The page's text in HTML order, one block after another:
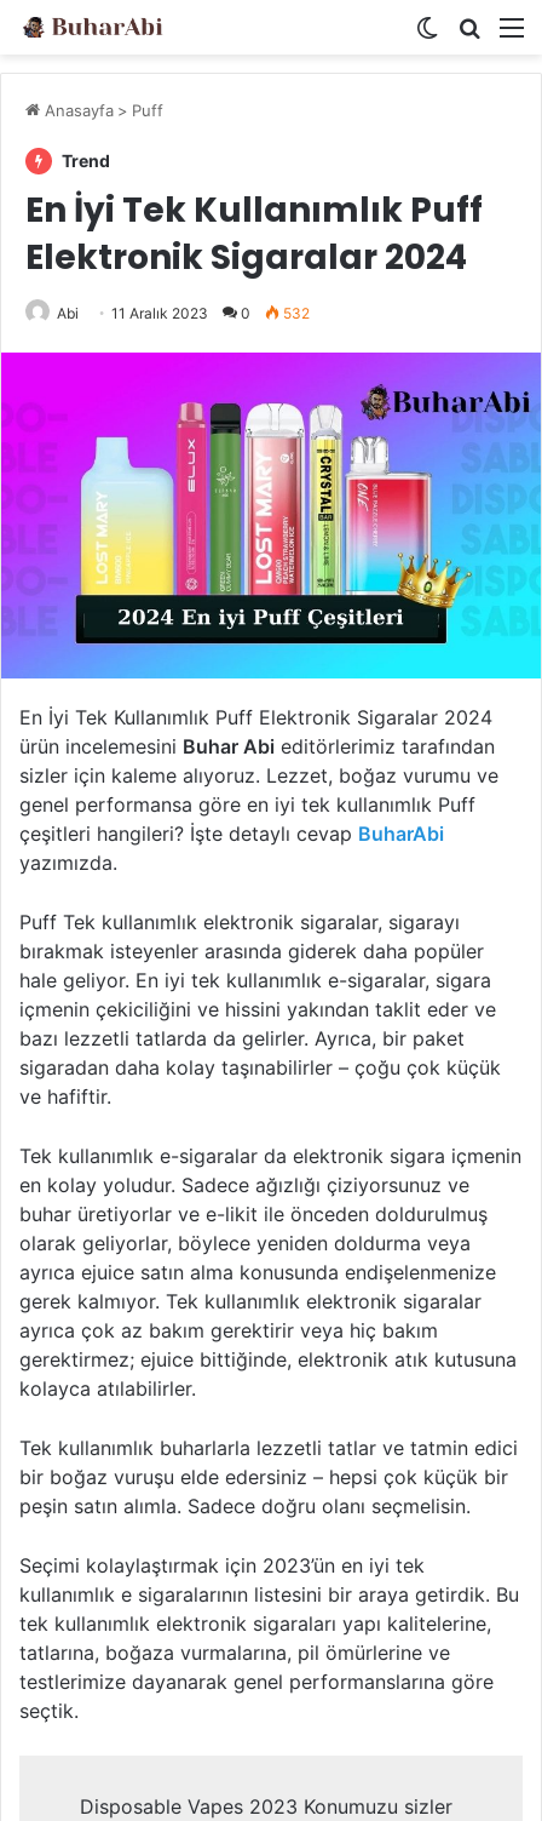
Dış
Anasayfa > Puff
Trend
En İyi Tek Kullanımlık Puff
Elektronik Sigaralar 2024
Abi 11 Aralık 2023 0 532
En İyi Tek Kullanımlık Puff Elektronik Sigaralar 2024
ürün incelemesini Buhar Abi editörlerimiz tarafından
sizler için kaleme alıyoruz. Lezzet, boğaz vurumu ve
genel performansa göre en iyi tek kullanımlık Puff
çeşitleri hangileri? İşte detaylı cevap BuharAbi
yazımızda.
Puff Tek kullanımlık elektronik sigaralar, sigarayı
bırakmak isteyenler arasında giderek daha popüler
hale geliyor. En iyi tek kullanımlık e-sigaralar, sigara
içmenin çekiciliğini ve hissini yakından taklit eder ve
bazı lezzetli tatlarda da gelirler. Ayrıca, bir paket
sigaradan daha kolay taşınabilirler – çoğu çok küçük
ve hafiftir.
Tek kullanımlık e-sigaralar da elektronik sigara içmenin
en kolay yoludur. Sadece ağızlığı çiziyorsunuz ve
buhar üretiyorlar ve e-likit ile önceden doldurulmuş
olarak geliyorlar, böylece yeniden doldurma veya
ayrıca ejuice satın alma konusunda endişelenmenize
gerek kalmıyor. Tek kullanımlık elektronik sigaralar
ayrıca çok az bakım gerektirir veya hiç bakım
gerektirmez; ejuice bittiğinde, elektronik atık kutusuna
kolayca atılabilirler.
Tek kullanımlık buharlarla lezzetli tatlar ve tatmin edici
bir boğaz vuruşu elde edersiniz – hepsi çok küçük bir
peşin satın alımla. Sadece doğru olanı seçmelisin.
Seçimi kolaylaştırmak için 2023’ün en iyi tek
kullanımlık e sigaralarının listesini bir araya getirdik. Bu
tek kullanımlık elektronik sigaraları yapı kalitelerine,
tatlarına, boğaza vurmalarına, pil ömürlerine ve
testlerimize dayanarak genel performanslarına göre
seçtik.
Disposable Vapes 2023 Konumuzu sizler